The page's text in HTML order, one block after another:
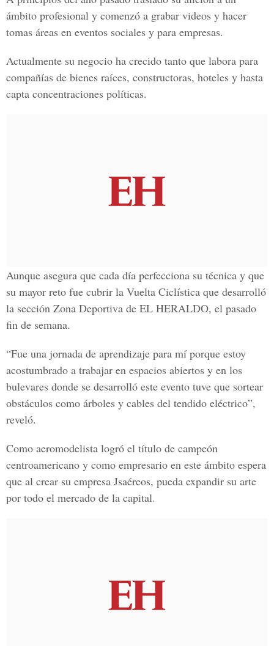
ámbito profesional y comenzó a grabar videos y hacer
tomas áreas en eventos sociales y para empresas.
Actualmente su negocio ha crecido tanto que labora para
compañías de bienes raíces, constructoras, hoteles y hasta
capta concentraciones políticas.
Aunque asegura que cada día perfecciona su técnica y que
su mayor reto fue cubrir la Vuelta Ciclística que desarrolló
la sección Zona Deportiva de EL HERALDO, el pasado
fin de semana.
“Fue una jornada de aprendizaje para mí porque estoy
acostumbrado a trabajar en espacios abiertos y en los
bulevares donde se desarrolló este evento tuve que sortear
obstáculos como árboles y cables del tendido eléctrico”,
reveló.
Como aeromodelista logró el título de campeón
centroamericano y como empresario en este ámbito espera
que al crear su empresa Jsaéreos, pueda expandir su arte
por todo el mercado de la capital.